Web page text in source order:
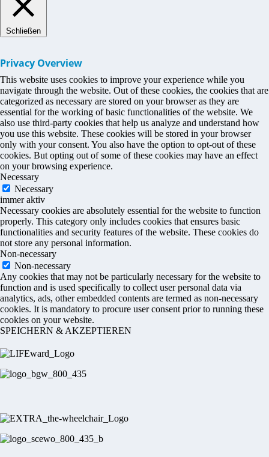
Schließen
Privacy Overview
This website uses cookies to improve your experience while you
navigate through the website. Out of these cookies, the cookies that are
categorized as necessary are stored on your browser as they are
essential for the working of basic functionalities of the website. We
also use third-party cookies that help us analyze and understand how
you use this website. These cookies will be stored in your browser
only with your consent. You also have the option to opt-out of these
cookies. But opting out of some of these cookies may have an effect
on your browsing experience.
Necessary
Necessary
immer aktiv
Necessary cookies are absolutely essential for the website to function
properly. This category only includes cookies that ensures basic
functionalities and security features of the website. These cookies do
not store any personal information.
Non-necessary
Non-necessary
Any cookies that may not be particularly necessary for the website to
function and is used specifically to collect user personal data via
analytics, ads, other embedded contents are termed as non-necessary
cookies. It is mandatory to procure user consent prior to running these
cookies on your website.
SPEICHERN & AKZEPTIEREN